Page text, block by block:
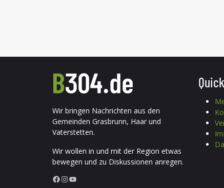
Wir bringen Nachrichten aus den
Gemeinden Grasbrunn, Haar und
Vaterstetten.
Wir wollen in und mit der Region etwas
bewegen und zu Diskussionen anregen.
Facebook InstagramYouTube